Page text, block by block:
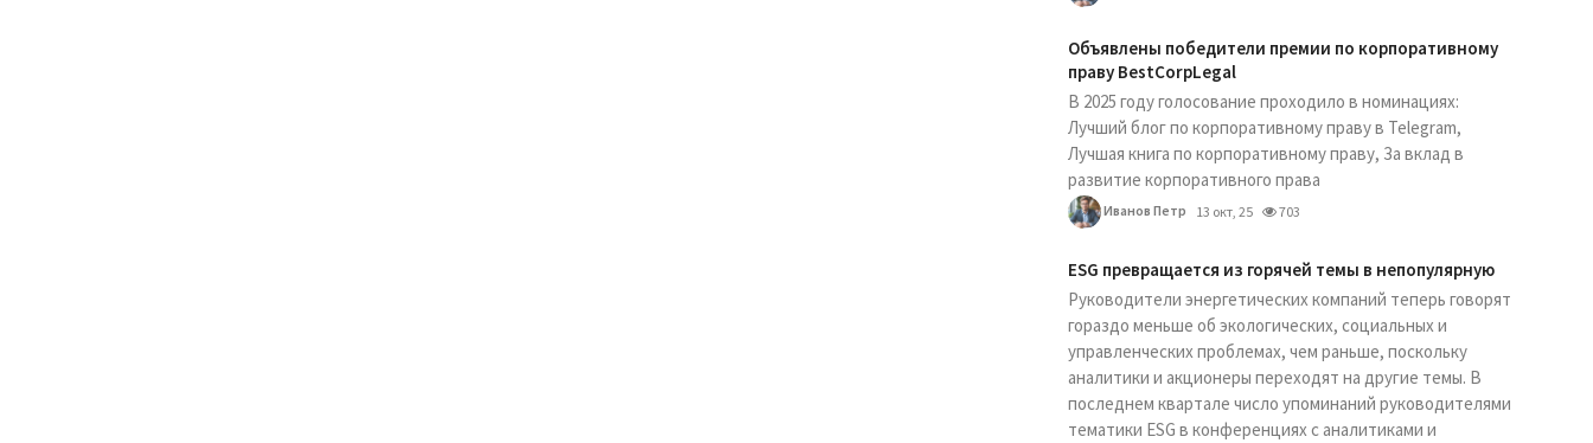
Объявлены победители премии по корпоративному
праву BestCorpLegal
В 2025 году голосование проходило в номинациях:
Лучший блог по корпоративному праву в Telegram,
Лучшая книга по корпоративному праву, За вклад в
развитие корпоративного права
Иванов Петр 13 окт, 25 703
ESG превращается из горячей темы в непопулярную
Руководители энергетических компаний теперь говорят
гораздо меньше об экологических, социальных и
управленческих проблемах, чем раньше, поскольку
аналитики и акционеры переходят на другие темы. В
последнем квартале число упоминаний руководителями
тематики ESG в конференциях с аналитиками и